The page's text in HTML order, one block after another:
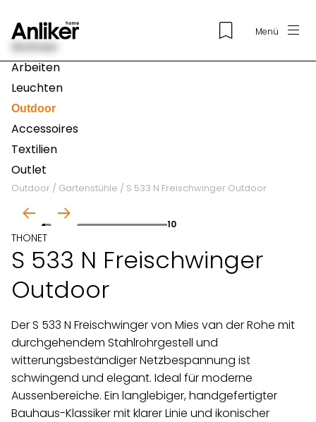
Menü
Wohnen
Arbeiten
Leuchten
Outdoor
Accessoires
Textilien
Outlet
Outdoor / Gartenstühle / S 533 N Freischwinger Outdoor
10
THONET
S 533 N Freischwinger
Outdoor
Der S 533 N Freischwinger von Mies van der Rohe mit
durchgehendem Stahlrohrgestell und
witterungsbeständiger Netzbespannung ist
schwingend und elegant. Ideal für moderne
Aussenbereiche. Ein langlebiger, handgefertigter
Bauhaus-Klassiker mit klarer Linie und ikonischer